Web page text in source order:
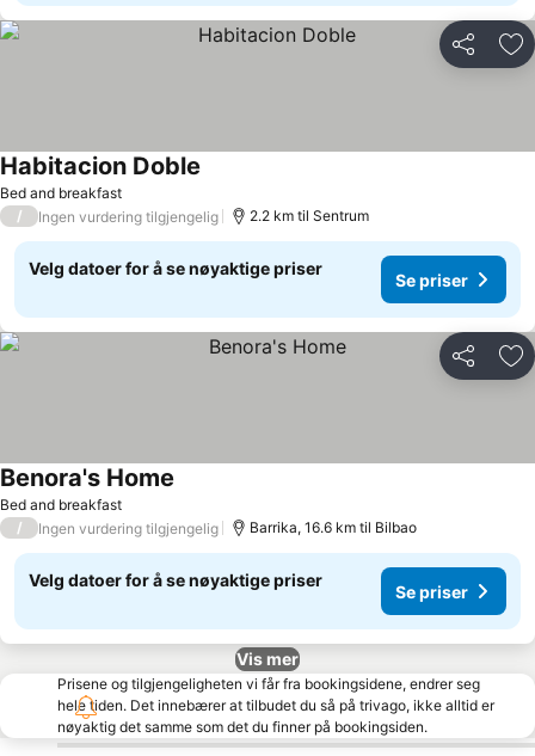
Del
Bed and breakfast
Habitacion Doble
/ Ingen vurdering tilgjengelig 2.2 km til Sentrum
Velg datoer for å se nøyaktige priser
Se priser
Del
Bed and breakfast
Benora's Home
/ Ingen vurdering tilgjengelig Barrika, 16.6 km til Bilbao
Velg datoer for å se nøyaktige priser
Se priser
Vis mer
Prisene og tilgjengeligheten vi får fra bookingsidene, endrer seg
hele tiden. Det innebærer at tilbudet du så på trivago, ikke alltid er
nøyaktig det samme som det du finner på bookingsiden.